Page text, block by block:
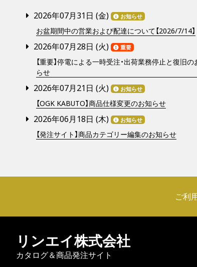
2026年07月31日 (金) お知らせ
お盆期間中の営業および配達について【2026/7/14】
2026年07月28日 (火) 重要
【重要】停電による一時受注・出荷業務停止と復旧の
らせ
2026年07月21日 (火) お知らせ
【OGK KABUTO】商品仕様変更のお知らせ
2026年06月18日 (木) お知らせ
【発注サイト】商品カテゴリー編集のお知らせ
ご利
リンエイ株式会社
カタログ＆商品発注サイト